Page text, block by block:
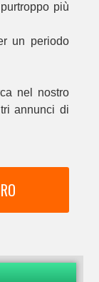
più
un periodo
nel nostro
annunci di